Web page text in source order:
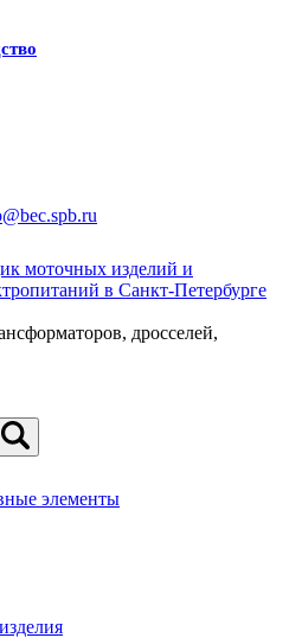
дросселей,
элементы